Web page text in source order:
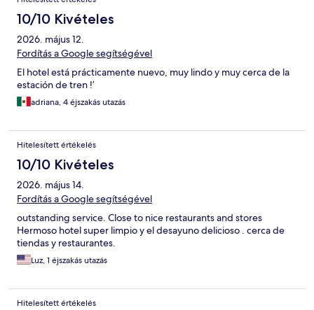
10/10 Kivételes
2026. május 12.
Fordítás a Google segítségével
El hotel está prácticamente nuevo, muy lindo y muy cerca de la
estación de tren !’
adriana, 4 éjszakás utazás
Hitelesített értékelés
10/10 Kivételes
2026. május 14.
Fordítás a Google segítségével
outstanding service. Close to nice restaurants and stores
Hermoso hotel super limpio y el desayuno delicioso . cerca de
tiendas y restaurantes.
Luz, 1 éjszakás utazás
Hitelesített értékelés